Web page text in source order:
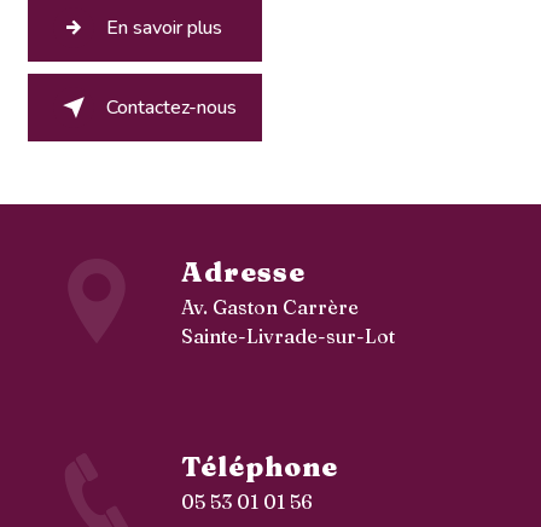
En savoir plus
Contactez-nous
Adresse
Av. Gaston Carrère
Sainte-Livrade-sur-Lot
Téléphone
05 53 01 01 56